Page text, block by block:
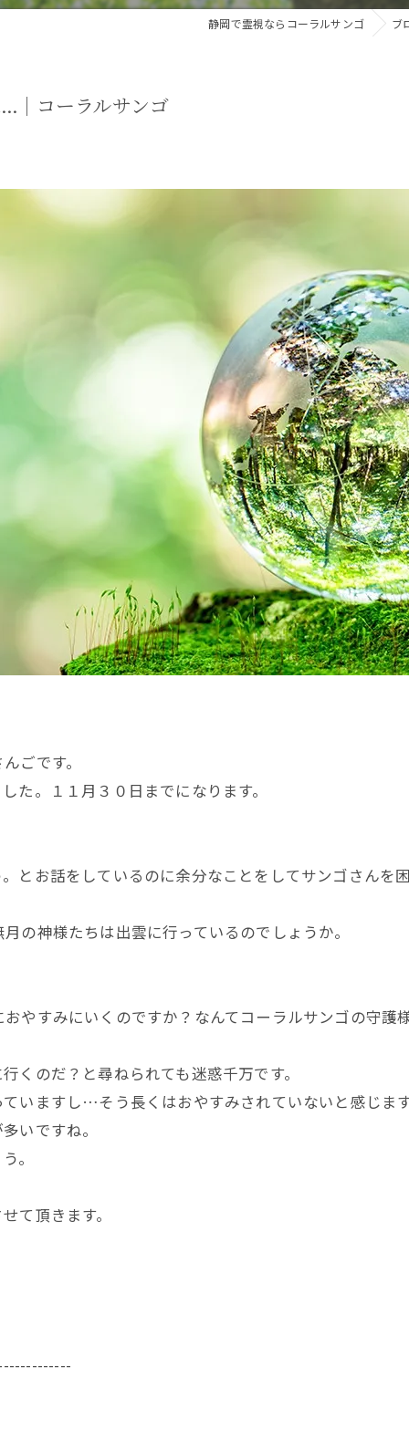
静岡で霊視ならコーラルサンゴ ブ
｜コーラルサンゴ
ごです。
た。１１月３０日までになります。
とお話をしているのに余分なことをしてサンゴさんを
神様たちは出雲に行っているのでしょうか。
やすみにいくのですか？なんてコーラルサンゴの守護
くのだ？と尋ねられても迷惑千万です。
いますし…そう長くはおやすみされていないと感じま
いですね。
。
て頂きます。